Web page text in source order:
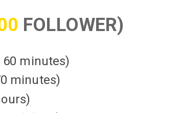
FOLLOWER)
minutes)
minutes)